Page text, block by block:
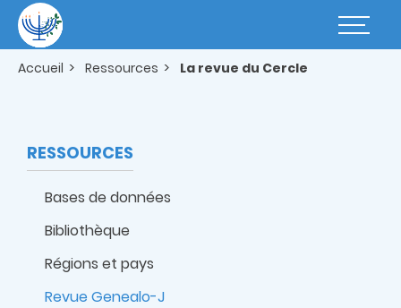
contenu
principal
Basculer
Accueil Ressources La revue du Cercle
RESSOURCES
Bases de données
Bibliothèque
Régions et pays
Revue Genealo-J